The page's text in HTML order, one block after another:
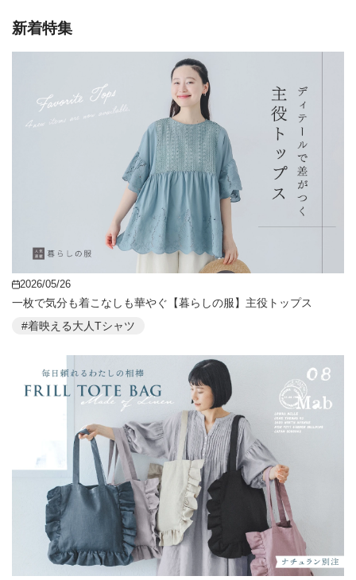
新着特集
2026/05/26
一枚で気分も着こなしも華やぐ【暮らしの服】主役トップス
#着映える大人Tシャツ